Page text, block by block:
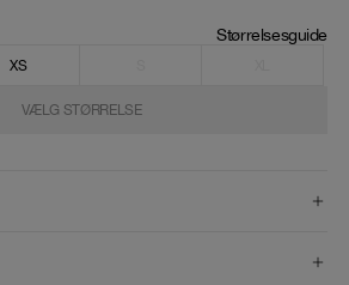
Størrelsesguide
XS
VÆLG STØRRELSE